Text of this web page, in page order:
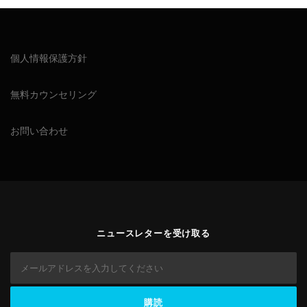
個人情報保護方針
無料カウンセリング
お問い合わせ
ニュースレターを受け取る